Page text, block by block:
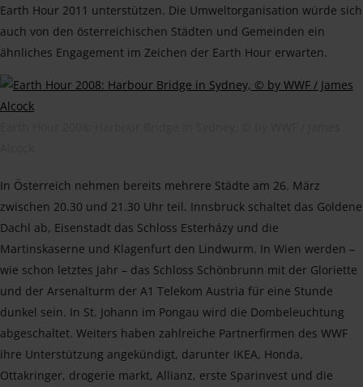
Earth Hour 2011 unterstützen. Die Umweltorganisation würde sich
auch von den österreichischen Städten und Gemeinden ein
ähnliches Engagement im Zeichen der Earth Hour erwarten.
In Österreich nehmen bereits mehrere Städte am 26. März
zwischen 20.30 und 21.30 Uhr teil. Innsbruck schaltet das Goldene
Dachl ab, Eisenstadt das Schloss Esterházy und die
Martinskaserne und Klagenfurt den Lindwurm. In Wien werden –
wie schon letztes Jahr – das Schloss Schönbrunn mit der Gloriette
und der Arsenalturm der A1 Telekom Austria für eine Stunde
dunkel sein. In St. Johann im Pongau wird die Dombeleuchtung
abgeschaltet. Weiters haben zahlreiche Partnerfirmen des WWF
ihre Unterstützung angekündigt, darunter IKEA, Honda,
Ottakringer, drogerie markt, Allianz, erste Sparinvest und die